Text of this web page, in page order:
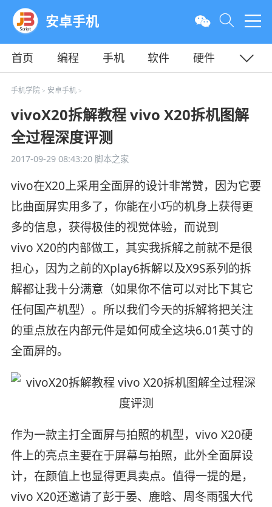
安卓手机
首页 编程 手机 软件
硬件
教程
平面
手机学院> 安卓手机>
vivoX20拆解教程 vivo X20拆机图解
全过程深度评测
2017-09-29 08:43:20脚本之家
vivo在X20上采用全面屏的设计非常赞，因为它要
比曲面屏实用多了，你能在小巧的机身上获得更
多的信息，获得极佳的视觉体验，而说到
vivo X20的内部做工，其实我拆解之前就不是很
担心，因为之前的Xplay6拆解以及X9S系列的拆
解都让我十分满意（如果你不信可以对比下其它
任何国产机型）。所以我们今天的拆解将把关注
的重点放在内部元件是如何成全这块6.01英寸的
全面屏的。
作为一款主打全面屏与拍照的机型，vivo X20硬
件上的亮点主要在于屏幕与拍照，此外全面屏设
计，在颜值上也显得更具卖点。值得一提的是，
vivo X20还邀请了彭于晏、鹿晗、周冬雨强大代